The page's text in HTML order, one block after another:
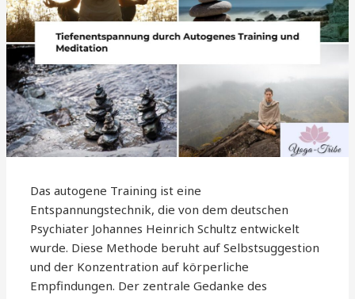
Das autogene Training ist eine
Entspannungstechnik, die von dem deutschen
Psychiater Johannes Heinrich Schultz entwickelt
wurde. Diese Methode beruht auf Selbstsuggestion
und der Konzentration auf körperliche
Empfindungen. Der zentrale Gedanke des